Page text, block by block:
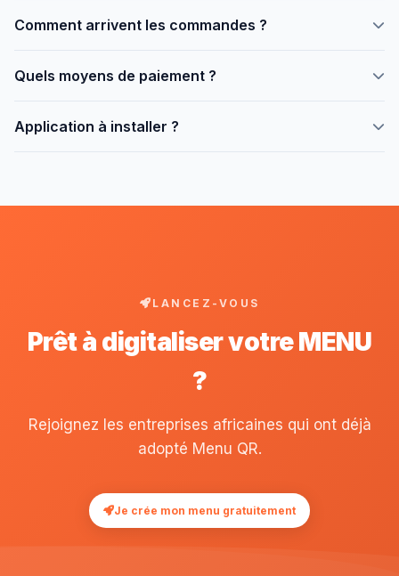
Comment arrivent les commandes ?
Quels moyens de paiement ?
Chariow.
Application à installer ?
LANCEZ-VOUS
Prêt à digitaliser votre MENU
?
Rejoignez les entreprises africaines qui ont déjà
adopté Menu QR.
Je crée mon menu gratuitement